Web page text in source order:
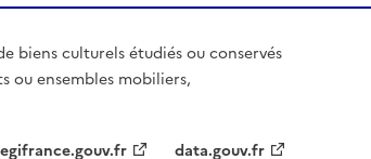
biens culturels étudiés ou conservés
ou ensembles mobiliers,
data.gouv.fr